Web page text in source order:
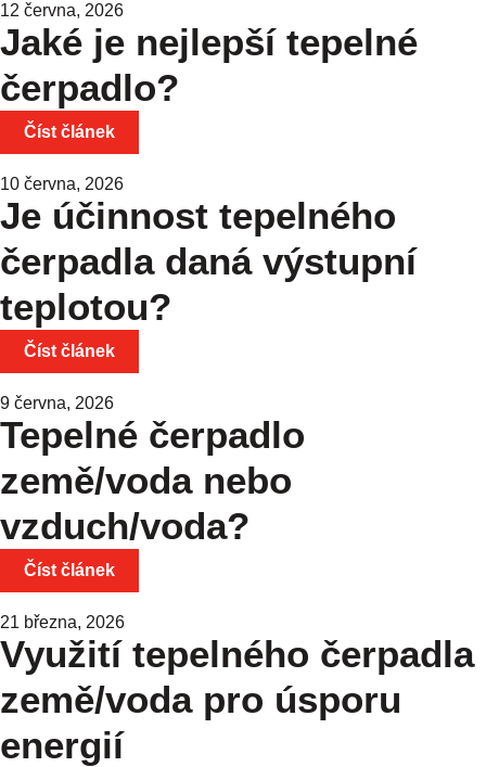
12 června, 2026
Jaké je nejlepší tepelné
čerpadlo?
Číst článek
10 června, 2026
Je účinnost tepelného
čerpadla daná výstupní
teplotou?
Číst článek
9 června, 2026
Tepelné čerpadlo
země/voda nebo
vzduch/voda?
Číst článek
21 března, 2026
Využití tepelného čerpadla
země/voda pro úsporu
energií